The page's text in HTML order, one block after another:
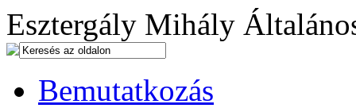
Esztergály Mihály
Bemutatkozás